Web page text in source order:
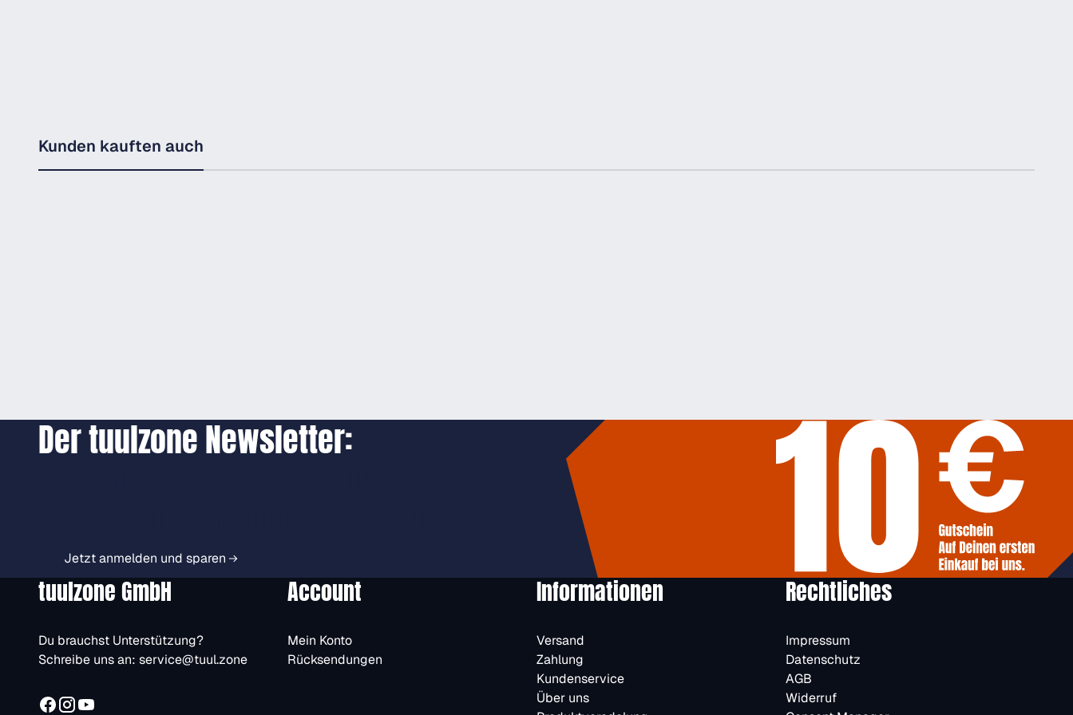
Kunden kauften auch
Der tuulzone Newsletter:
Jetzt anmelden und sparen
tuulzone GmbH
Du brauchst Unterstützung?
Schreibe uns an: service@tuul.zone
Account
Mein Konto
Rücksendungen
Informationen
Versand
Zahlung
Kundenservice
Über uns
Rechtliches
Impressum
Datenschutz
AGB
Widerruf